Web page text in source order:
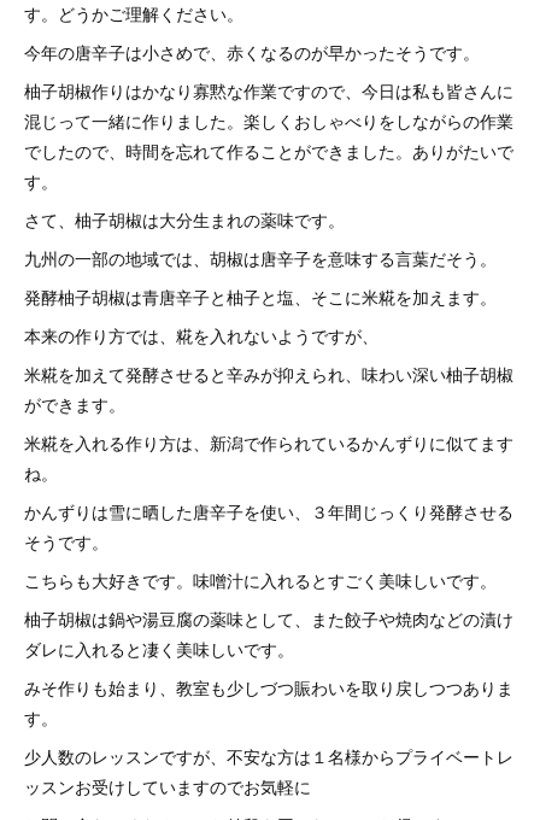
す。どうかご理解ください。
今年の唐辛子は小さめで、赤くなるのが早かったそうです。
柚子胡椒作りはかなり寡黙な作業ですので、今日は私も皆さんに
混じって一緒に作りました。楽しくおしゃべりをしながらの作業
でしたので、時間を忘れて作ることができました。ありがたいで
す。
さて、柚子胡椒は大分生まれの薬味です。
九州の一部の地域では、胡椒は唐辛子を意味する言葉だそう。
発酵柚子胡椒は青唐辛子と柚子と塩、そこに米糀を加えます。
本来の作り方では、糀を入れないようですが、
米糀を加えて発酵させると辛みが抑えられ、味わい深い柚子胡椒
ができます。
米糀を入れる作り方は、新潟で作られているかんずりに似てます
ね。
かんずりは雪に晒した唐辛子を使い、３年間じっくり発酵させる
そうです。
こちらも大好きです。味噌汁に入れるとすごく美味しいです。
柚子胡椒は鍋や湯豆腐の薬味として、また餃子や焼肉などの漬け
ダレに入れると凄く美味しいです。
みそ作りも始まり、教室も少しづつ賑わいを取り戻しつつありま
す。
少人数のレッスンですが、不安な方は１名様からプライベートレ
ッスンお受けしていますのでお気軽に